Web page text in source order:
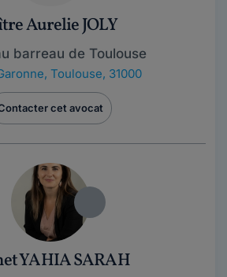
Aurelie JOLY
barreau de Toulouse
, Toulouse, 31000
cet avocat
YAHIA SARAH